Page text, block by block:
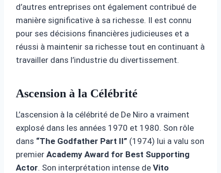
d’autres entreprises ont également contribué de
manière significative à sa richesse. Il est connu
pour ses décisions financières judicieuses et a
réussi à maintenir sa richesse tout en continuant à
travailler dans l’industrie du divertissement.
Ascension à la Célébrité
L’ascension à la célébrité de De Niro a vraiment
explosé dans les années 1970 et 1980. Son rôle
dans “The Godfather Part II” (1974) lui a valu son
premier Academy Award for Best Supporting
Actor. Son interprétation intense de Vito